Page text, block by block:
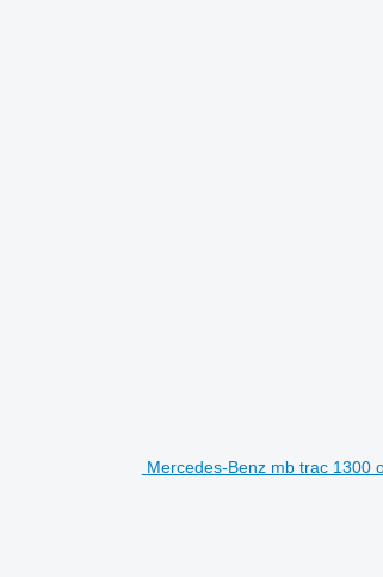
Mercedes-Benz mb trac 1300